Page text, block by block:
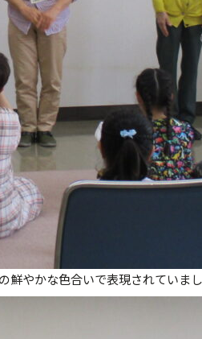
鮮やかな色合いで表現されていま